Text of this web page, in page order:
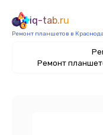
iq-tab.ru
Ремонт планшетов в
Ремонт